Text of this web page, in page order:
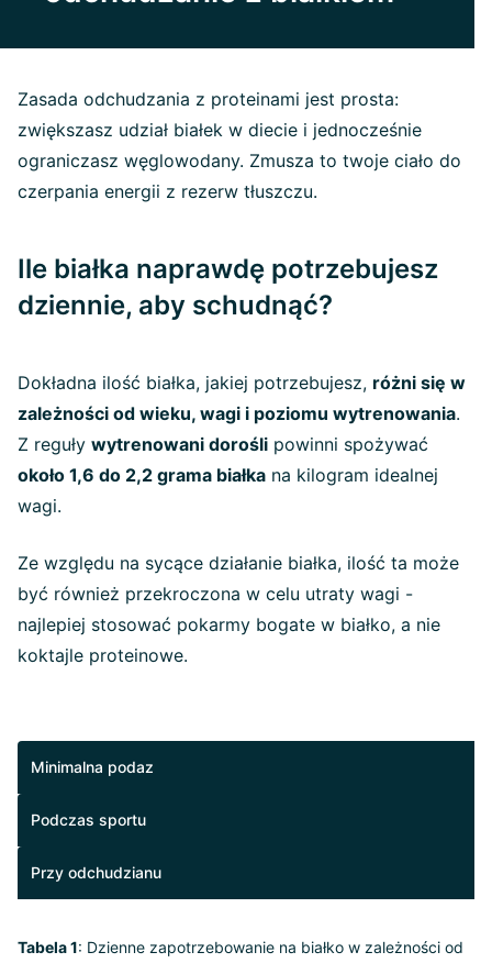
Zasada odchudzania z proteinami jest prosta:
zwiększasz udział białek w diecie i jednocześnie
ograniczasz węglowodany. Zmusza to twoje ciało do
czerpania energii z rezerw tłuszczu.
Ile białka naprawdę potrzebujesz
dziennie, aby schudnąć?
Dokładna ilość białka, jakiej potrzebujesz, różni się w
zależności od wieku, wagi i poziomu wytrenowania.
Z reguły wytrenowani dorośli powinni spożywać
około 1,6 do 2,2 grama białka na kilogram idealnej
wagi.
Ze względu na sycące działanie białka, ilość ta może
być również przekroczona w celu utraty wagi -
najlepiej stosować pokarmy bogate w białko, a nie
koktajle proteinowe.
Minimalna podaz
Podczas sportu
Przy odchudzianu
Tabela 1: Dzienne zapotrzebowanie na białko w zależności od